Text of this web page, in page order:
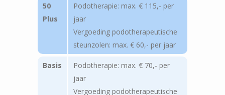
50
Plus
Podotherapie: max. € 115,- per
jaar
Vergoeding podotherapeutische
steunzolen: max. € 60,- per jaar
Basis
Podotherapie: max. € 70,- per
jaar
Vergoeding podotherapeutische